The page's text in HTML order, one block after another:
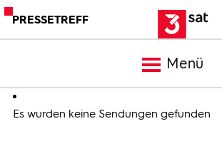
PRESSETREFF
Menü
Meldungen
Es wurden keine Sendungen gefunden